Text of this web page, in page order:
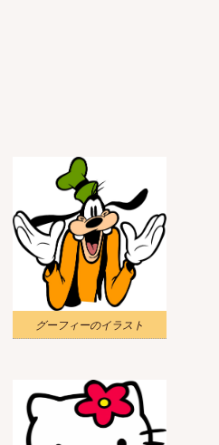
グーフィーのイラスト